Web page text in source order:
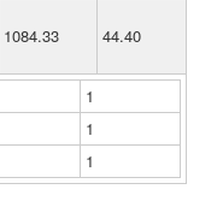
1084.33 44.40
1
1
1